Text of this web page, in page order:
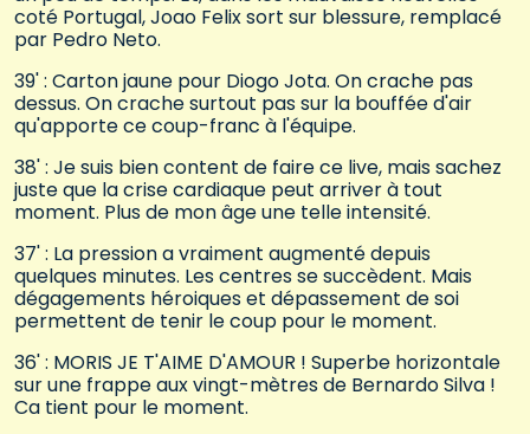
coté Portugal, Joao Felix sort sur blessure, remplacé
par Pedro Neto.
39' : Carton jaune pour Diogo Jota. On crache pas
dessus. On crache surtout pas sur la bouffée d'air
qu'apporte ce coup-franc à l'équipe.
38' : Je suis bien content de faire ce live, mais sachez
juste que la crise cardiaque peut arriver à tout
moment. Plus de mon âge une telle intensité.
37' : La pression a vraiment augmenté depuis
quelques minutes. Les centres se succèdent. Mais
dégagements héroiques et dépassement de soi
permettent de tenir le coup pour le moment.
36' : MORIS JE T'AIME D'AMOUR ! Superbe horizontale
sur une frappe aux vingt-mètres de Bernardo Silva !
Ca tient pour le moment.